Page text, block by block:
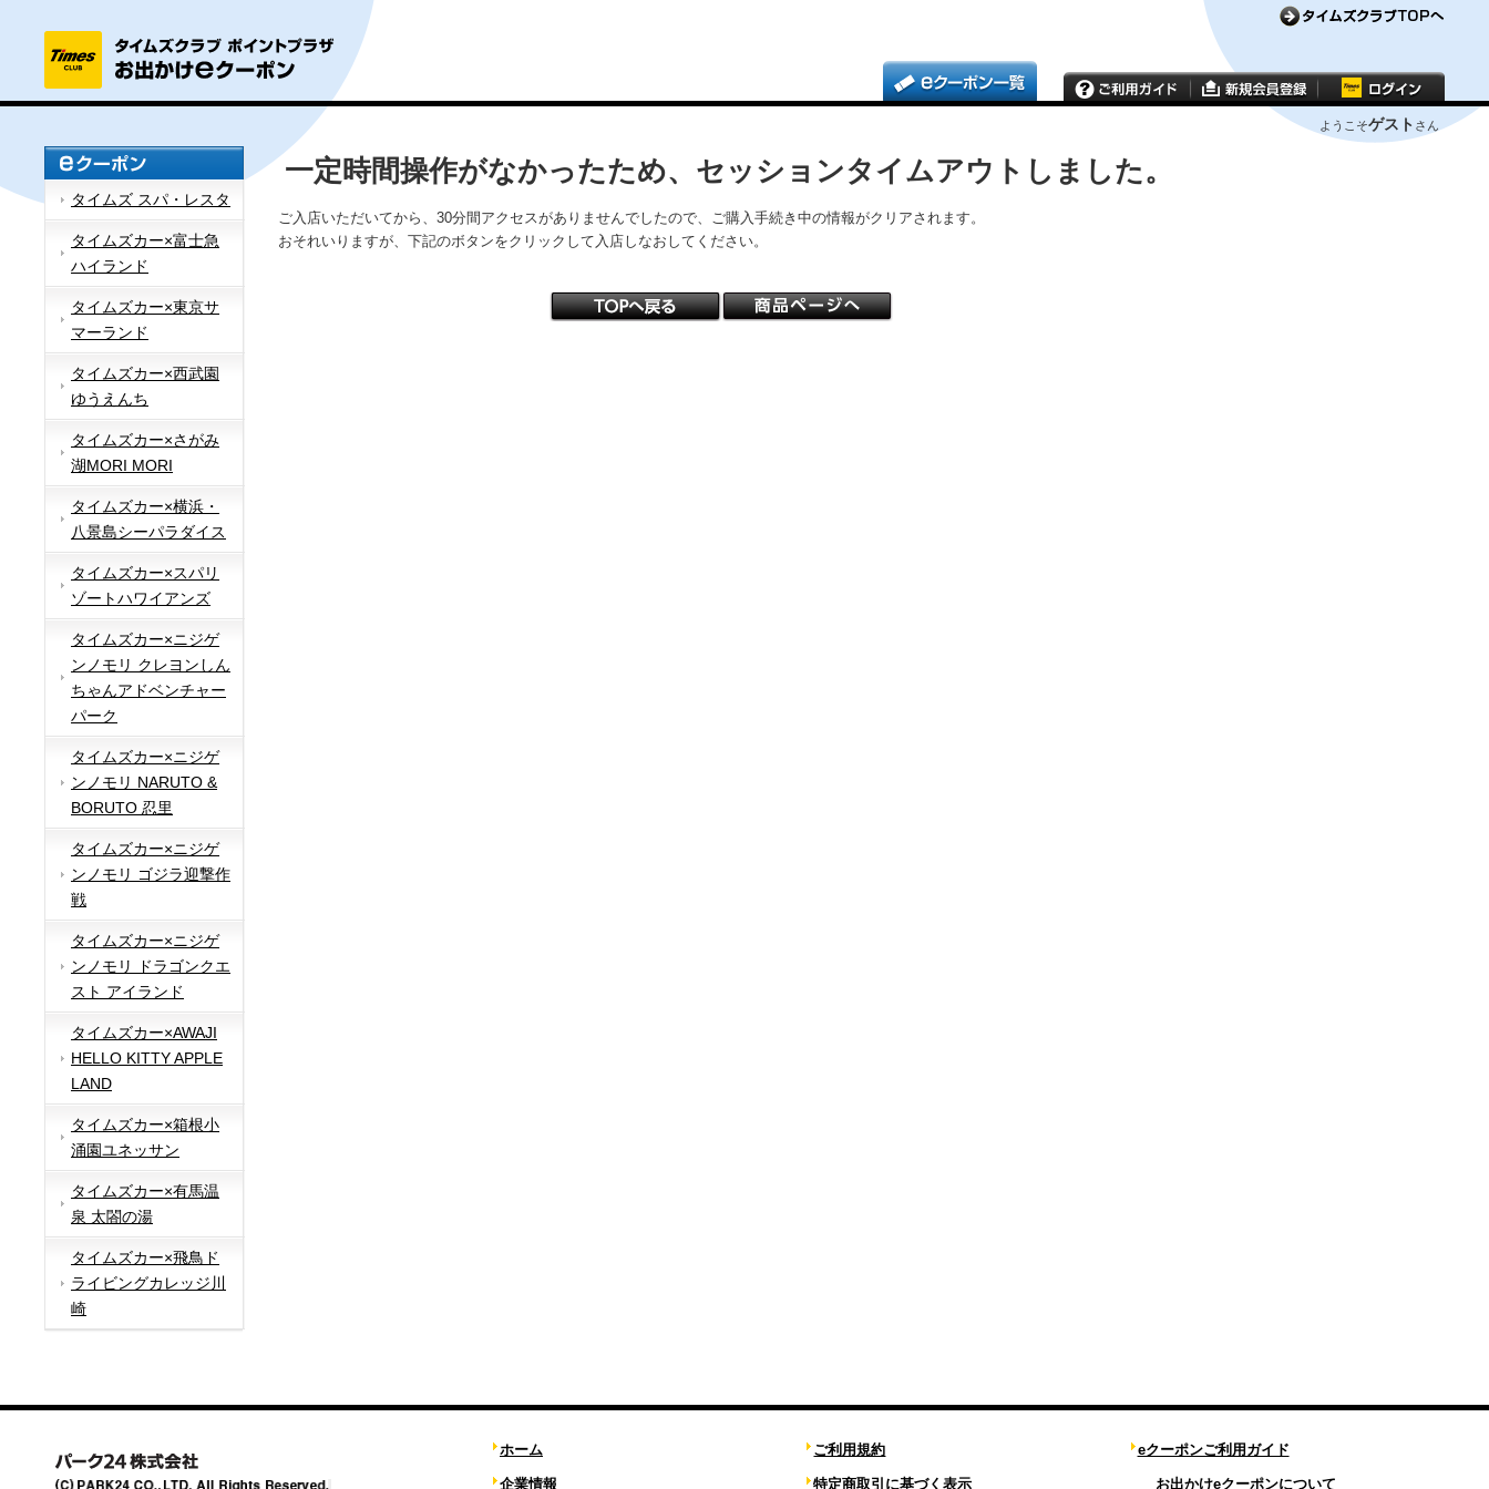
ようこそゲスト さん
タイムズ スパ・レスタ
タイムズカー×富士急
ハイランド
タイムズカー×東京サ
マーランド
タイムズカー×西武園
ゆうえんち
タイムズカー×さがみ
湖MORI MORI
タイムズカー×横浜・
八景島シーパラダイス
タイムズカー×スパリ
ゾートハワイアンズ
タイムズカー×ニジゲ
ンノモリ クレヨンしん
ちゃんアドベンチャー
パーク
タイムズカー×ニジゲ
ンノモリ NARUTO &
BORUTO 忍里
タイムズカー×ニジゲ
ンノモリ ゴジラ迎撃作
戦
タイムズカー×ニジゲ
ンノモリ ドラゴンクエ
スト アイランド
タイムズカー×AWAJI
HELLO KITTY APPLE
LAND
タイムズカー×箱根小
涌園ユネッサン
タイムズカー×有馬温
泉 太閤の湯
タイムズカー×飛鳥ド
ライビングカレッジ川
崎
一定時間操作がなかったため、セッションタイムアウトしました。
ご入店いただいてから、30分間アクセスがありませんでしたので、ご購入手続き中の情報がクリアされます。
おそれいりますが、下記のボタンをクリックして入店しなおしてください。
ホーム
企業情報
ご利用規約
特定商取引に基づく表示
eクーポンご利用ガイド
お出かけeクーポンについて